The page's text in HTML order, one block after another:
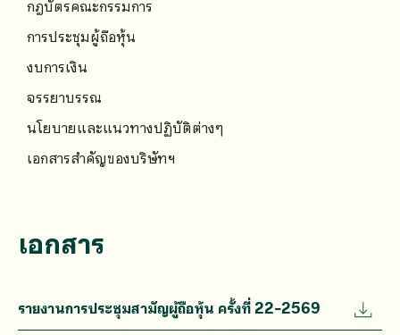
กฎบัตรคณะกรรมการ
การประชุมผู้ถือหุ้น
งบการเงิน
จรรยาบรรณ
นโยบายและแนวทางปฏิบัติต่างๆ
เอกสารสำคัญของบริษัทฯ
เอกสาร
รายงานการประชุมสามัญผู้ถือหุ้น ครั้งที่ 22-2569